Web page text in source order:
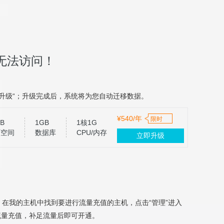
访问！
“；升级完成后，系统将为您自动迁移数据。
间
1GB
数据库
1核1G
CPU/内存
¥540/年 限时
立即升级
在我的主机中找到要进行流量充值的主机，点击“管理”进入
充值，补足流量后即可开通。